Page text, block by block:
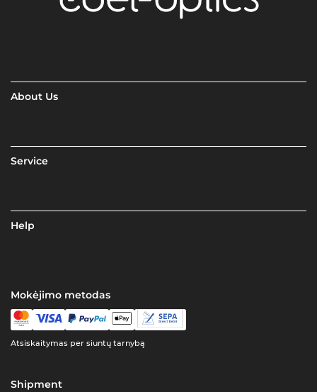
About Us
Service
Help
Mokėjimo metodas
Atsiskaitymas per siuntų tarnybą
Shipment